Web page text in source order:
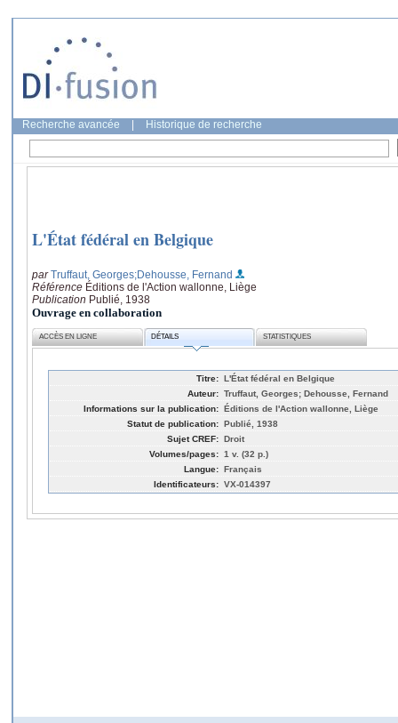
Recherche avancée Historique de recherche
L'État fédéral en Belgique
parTruffaut, Georges;Dehousse, Fernand
Référence Éditions de l'Action wallonne, Liège
Publication Publié, 1938
Ouvrage en collaboration
ACCÈS EN LIGNE DÉTAILS STATISTIQUES
Titre: L'État fédéral en Belgique
Auteur: Truffaut, Georges; Dehousse, Fernand
Informations sur la publication: Éditions de l'Action wallonne, Liège
Statut de publication: Publié, 1938
Sujet CREF: Droit
Volumes/pages: 1 v. (32 p.)
Langue: Français
Identificateurs: VX-014397